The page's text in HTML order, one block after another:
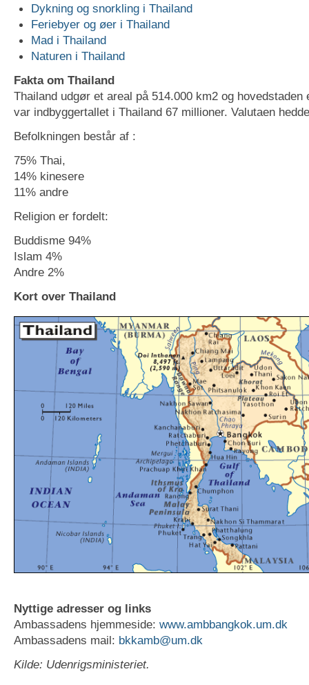
Dykning og snorkling i Thailand
Feriebyer og øer i Thailand
Mad i Thailand
Naturen i Thailand
Fakta om Thailand
Thailand udgør et areal på 514.000 km2 og hovedstaden
var indbyggertallet i Thailand 67 millioner. Valutaen
Befolkningen består af :
75% Thai,
14% kinesere
11% andre
Religion er fordelt:
Buddisme 94%
Islam 4%
Andre 2%
Kort over Thailand
Nyttige adresser og links
Ambassadens hjemmeside: www.ambbangkok.um.dk
Ambassadens mail: bkkamb@um.dk
Kilde: Udenrigsministeriet.